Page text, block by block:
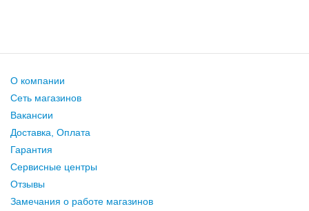
О компании
Сеть магазинов
Вакансии
Доставка, Оплата
Гарантия
Сервисные центры
Отзывы
Замечания о работе магазинов